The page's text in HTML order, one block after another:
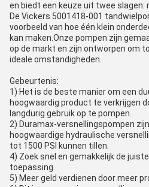
en biedt een keuze uit twee slagen:
De Vickers 5001418-001
voorbeeld van hoe één klein
kan maken.Onze pompen zijn
op de markt en zijn ontworpen om
ideale omstandigheden.
Gebeurtenis:
1) Het is de beste manier om een
hoogwaardig product te verkrijgen
langdurig gebruik op te pompen.
2) Duramax-versnellingspompen
hoogwaardige hydraulische
tot 1500 PSI kunnen tillen.
4) Zoek snel en gemakkelijk de
toepassing.
5) Meer geld verdienen door meer